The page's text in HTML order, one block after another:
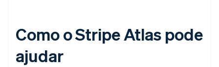
Como o Stripe Atlas pode
ajudar